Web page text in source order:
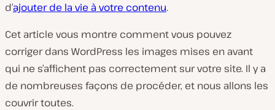
d’ajouter de la vie à votre contenu.
Cet article vous montre comment vous pouvez
corriger dans WordPress les images mises en avant
qui ne s’affichent pas correctement sur votre site. Il y a
de nombreuses façons de procéder, et nous allons les
couvrir toutes.